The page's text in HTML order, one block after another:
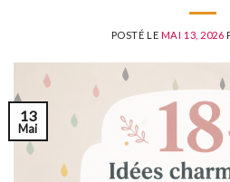
POSTÉ LE MAI 13, 2026
13
Mai